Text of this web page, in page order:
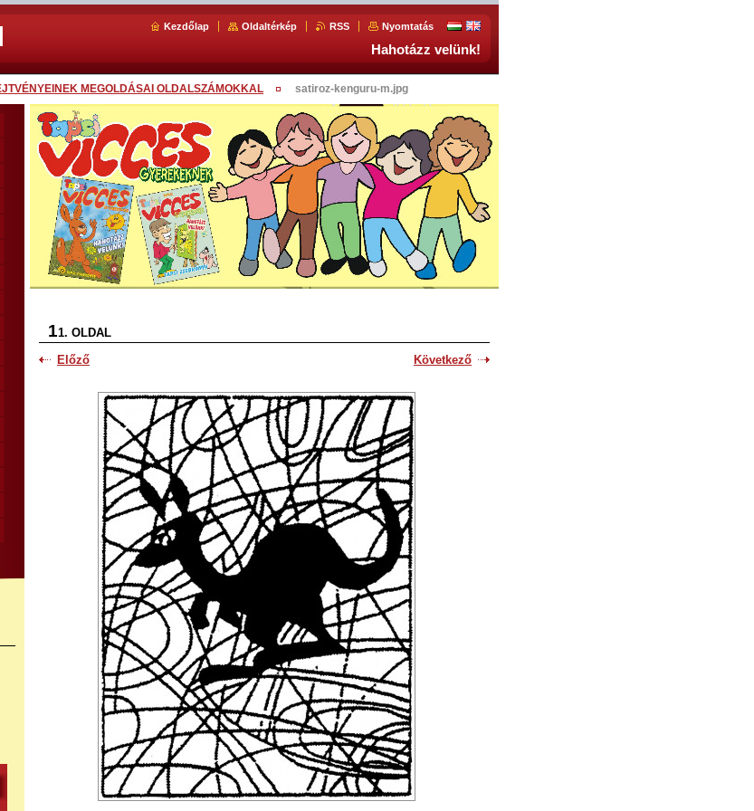
Kezdőlap Oldaltérkép RSS Nyomtatás
Hahotázz velünk!
MEGOLDÁSAI OLDALSZÁMOKKAL satiroz-kenguru-m.jpg
11. OLDAL
Előző
Következő